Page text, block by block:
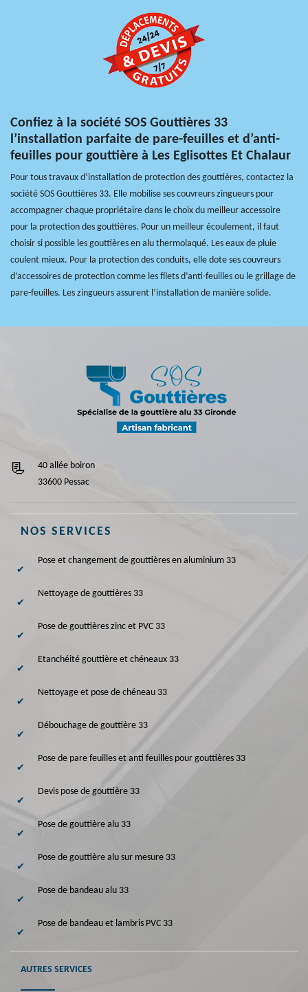
Confiez à la société SOS Gouttières 33
l’installation parfaite de pare-feuilles et d’anti-
feuilles pour gouttière à Les Eglisottes Et Chalaur
Pour tous travaux d’installation de protection des gouttières, contactez la
société SOS Gouttières 33. Elle mobilise ses couvreurs zingueurs pour
accompagner chaque propriétaire dans le choix du meilleur accessoire
pour la protection des gouttières. Pour un meilleur écoulement, il faut
choisir si possible les gouttières en alu thermolaqué. Les eaux de pluie
coulent mieux. Pour la protection des conduits, elle dote ses couvreurs
d’accessoires de protection comme les filets d’anti-feuilles ou le grillage de
pare-feuilles. Les zingueurs assurent l’installation de manière solide.
40 allée boiron
33600 Pessac
NOS SERVICES
Pose et changement de gouttières en aluminium 33
Nettoyage de gouttières 33
Pose de gouttières zinc et PVC 33
Etanchéité gouttière et chéneaux 33
Nettoyage et pose de chéneau 33
Débouchage de gouttière 33
Pose de pare feuilles et anti feuilles pour gouttières 33
Devis pose de gouttière 33
Pose de gouttière alu 33
Pose de gouttière alu sur mesure 33
Pose de bandeau alu 33
Pose de bandeau et lambris PVC 33
AUTRES SERVICES